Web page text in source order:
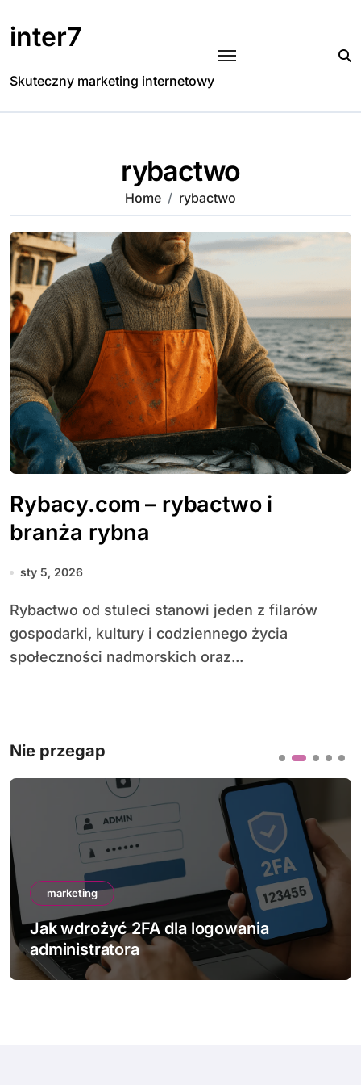
to
content
inter7
Skuteczny marketing internetowy
rybactwo
Home rybactwo
Rybacy.com – rybactwo i
branża rybna
sty 5, 2026
Rybactwo od stuleci stanowi jeden z filarów
gospodarki, kultury i codziennego życia
społeczności nadmorskich oraz...
Nie przegap
marketing
Jak wdrożyć 2FA dla logowania
administratora